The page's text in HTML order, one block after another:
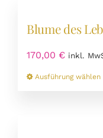
Blume des
170,00 € inkl.
Ausführung wählen